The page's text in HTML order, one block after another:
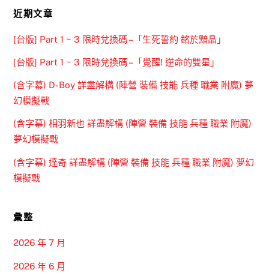
近期文章
[台版] Part 1 ~ 3 限時兌換碼 –「生死誓約 銘於黯晶」
[台版] Part 1 ~ 3 限時兌換碼 –「覺醒! 逆命的雙星」
(含字幕) D-Boy 詳盡解構 (陣營 裝備 技能 兵種 職業 附魔) 夢
幻模擬戰
(含字幕) 相羽新也 詳盡解構 (陣營 裝備 技能 兵種 職業 附魔)
夢幻模擬戰
(含字幕) 達奇 詳盡解構 (陣營 裝備 技能 兵種 職業 附魔) 夢幻
模擬戰
彙整
2026 年 7 月
2026 年 6 月